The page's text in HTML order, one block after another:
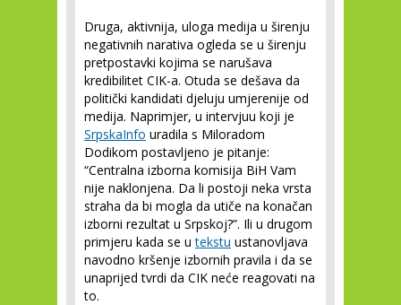
Druga, aktivnija, uloga medija u širenju
negativnih narativa ogleda se u širenju
pretpostavki kojima se narušava
kredibilitet CIK-a. Otuda se dešava da
politički kandidati djeluju umjerenije od
medija. Naprimjer, u intervjuu koji je
SrpskaInfo uradila s Miloradom
Dodikom postavljeno je pitanje:
“Centralna izborna komisija BiH Vam
nije naklonjena. Da li postoji neka vrsta
straha da bi mogla da utiče na konačan
izborni rezultat u Srpskoj?”. Ili u drugom
primjeru kada se utekstu ustanovljava
navodno kršenje izbornih pravila i da se
unaprijed tvrdi da CIK neće reagovati na
to.